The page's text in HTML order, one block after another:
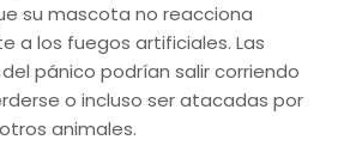
su mascota no reacciona
a los fuegos artificiales. Las
pánico podrían salir corriendo
o incluso ser atacadas por
otros animales.